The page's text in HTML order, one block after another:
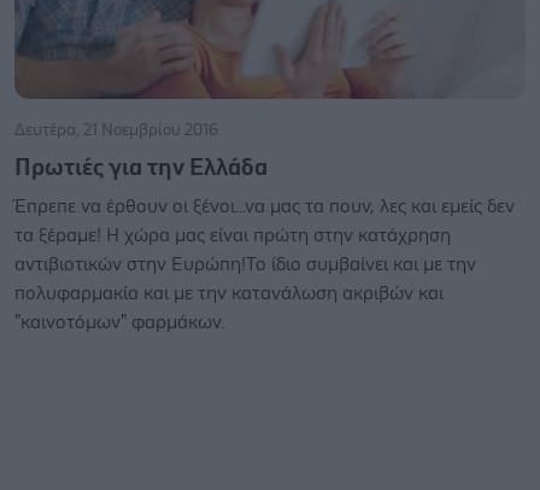
Δευτέρα, 21 Νοεμβρίου 2016
Πρωτιές για την Ελλάδα
Έπρεπε να έρθουν οι ξένοι...να μας τα πουν, λες και εμείς δεν
τα ξέραμε! Η χώρα μας είναι πρώτη στην κατάχρηση
αντιβιοτικών στην Ευρώπη!Το ίδιο συμβαίνει και με την
πολυφαρμακία και με την κατανάλωση ακριβών και
"καινοτόμων" φαρμάκων.